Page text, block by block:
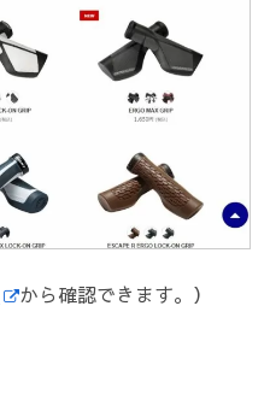
から確認できます。）